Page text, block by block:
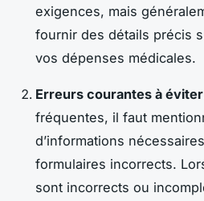
exigences, mais
fournir des détails précis
vos dépenses médicales.
Erreurs courantes à éviter
fréquentes, il faut
d’informations
formulaires incorrects.
sont incorrects ou